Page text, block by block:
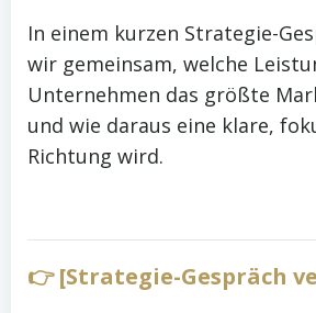
In einem kurzen Strategie-
wir gemeinsam, welche
Unternehmen das größte
und wie daraus eine klare,
Richtung wird.
👉 [Strategie-Gespräch